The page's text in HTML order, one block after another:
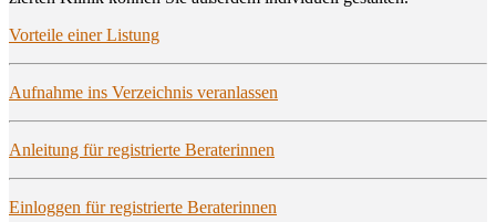
Vor­tei­le einer Listung
Auf­nah­me ins Ver­zeich­nis veranlassen
Anlei­tung für regis­trier­te Beraterinnen
Ein­log­gen für regis­trier­te Beraterinnen